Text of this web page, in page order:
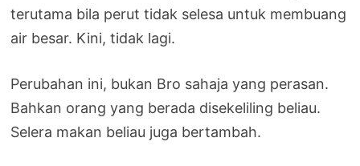
terutama bila perut tidak selesa untuk membuang
air besar. Kini, tidak lagi.
Perubahan ini, bukan Bro sahaja yang perasan.
Bahkan orang yang berada disekeliling beliau.
Selera makan beliau juga bertambah.